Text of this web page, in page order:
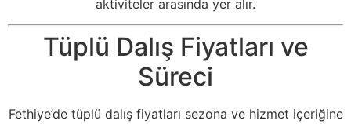
aktiviteler arasında yer alır.
Tüplü Dalış Fiyatları ve
Süreci
Fethiye’de tüplü dalış fiyatları sezona ve hizmet içeriğine